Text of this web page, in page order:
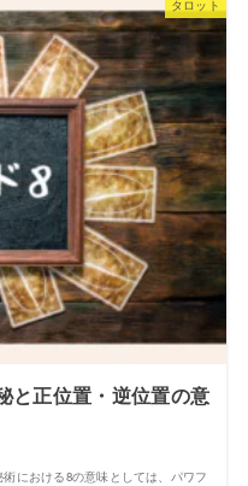
タロット
と正位置・逆位置の意
における8の意味としては、パワフ